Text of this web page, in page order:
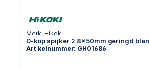
Merk: Hikoki
D-kop spijker 2 8x50mm geringd
Artikelnummer: GH01686